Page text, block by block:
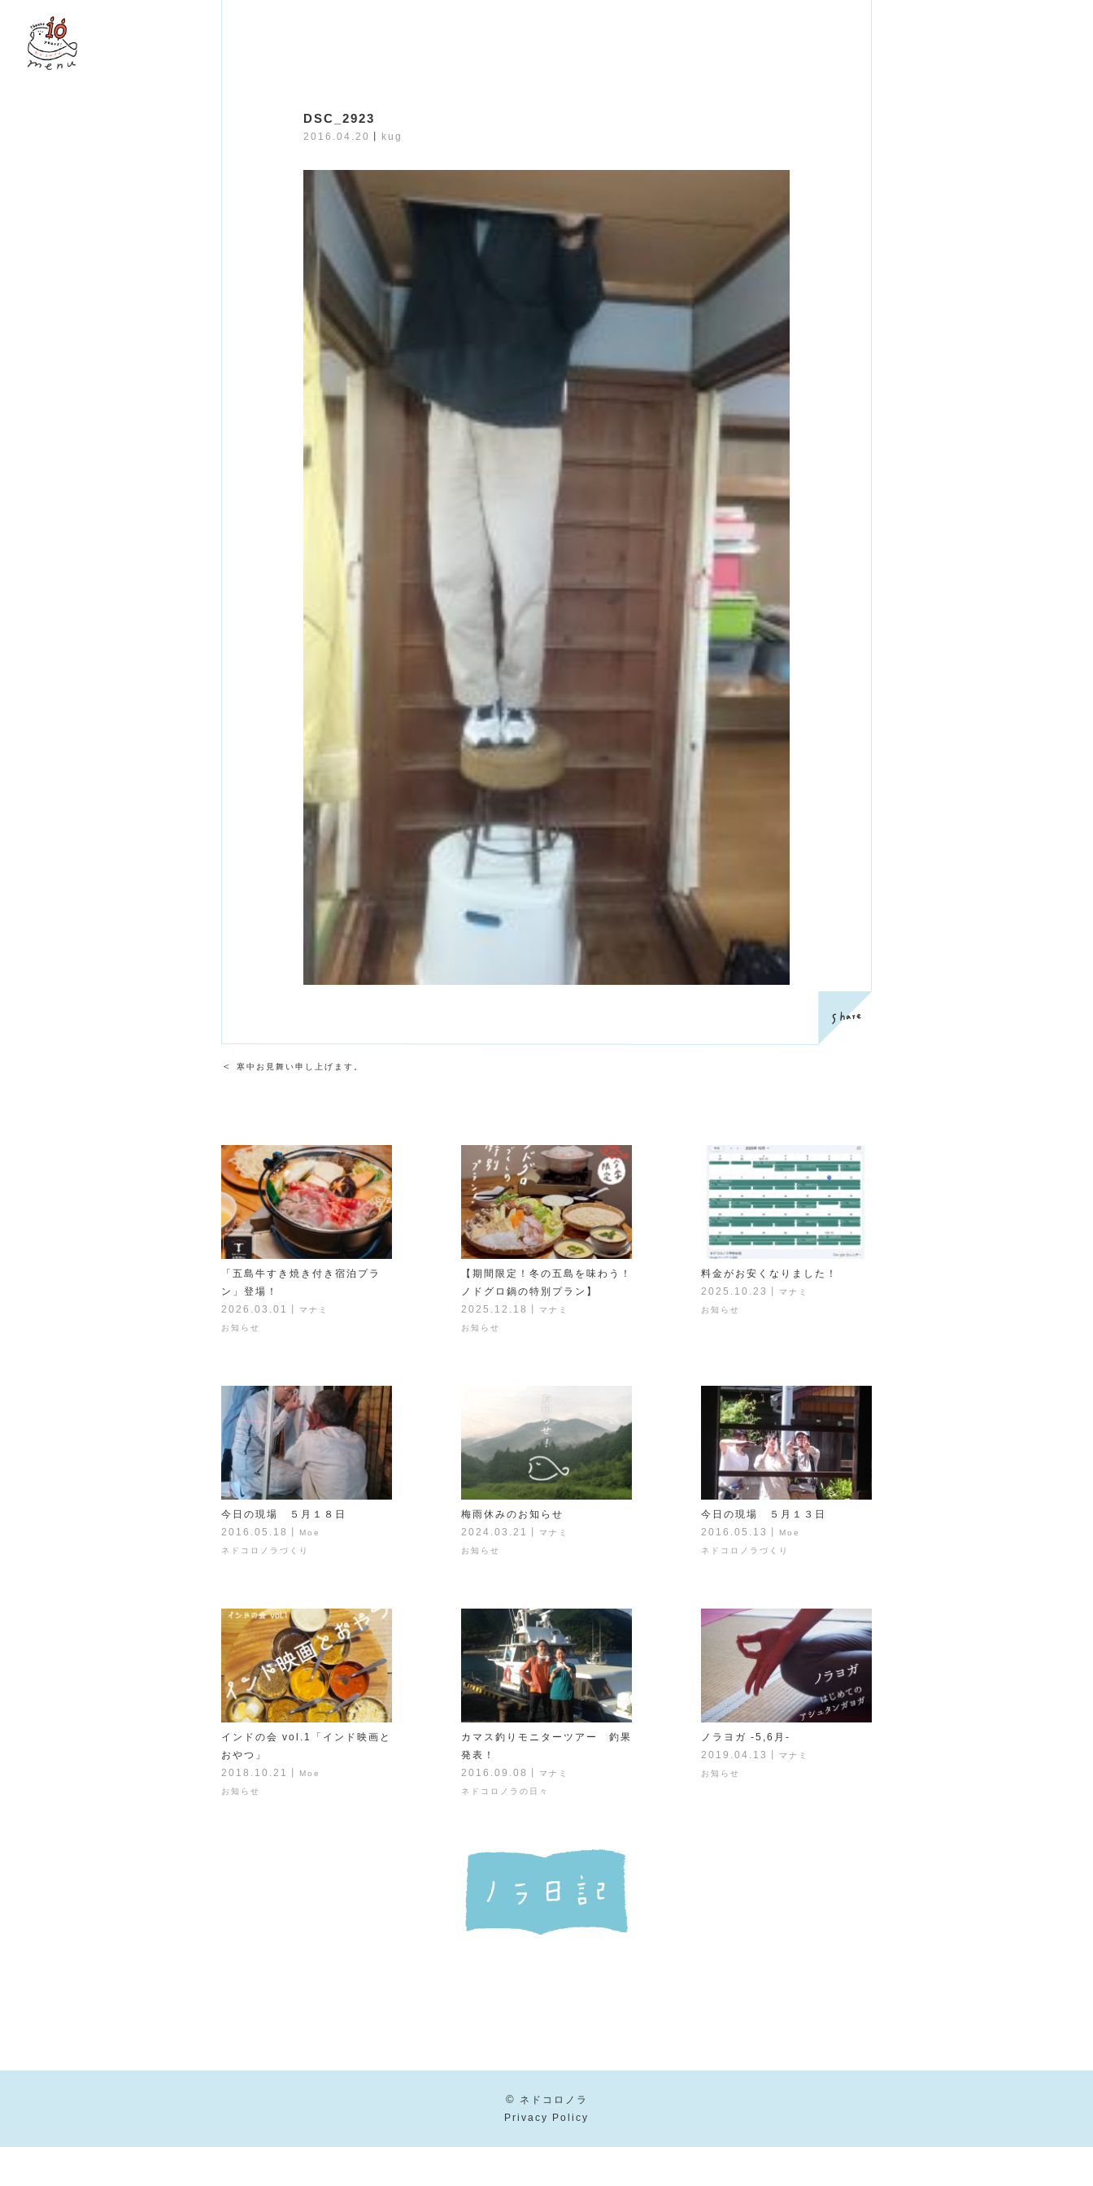
DSC_2923
2016.04.20 kug
＜ 寒中お見舞い申し上げます。
「五島牛すき焼き付き宿泊プラ
ン」登場！
2026.03.01
マナミ
お知らせ
【期間限定！冬の五島を味わう！
ノドグロ鍋の特別プラン】
2025.12.18
マナミ
お知らせ
料金がお安くなりました！
2025.10.23
マナミ
お知らせ
今日の現場 ５月１８日
2016.05.18
Moe
ネドコロノラづくり
梅雨休みのお知らせ
2024.03.21
マナミ
お知らせ
今日の現場 ５月１３日
2016.05.13
Moe
ネドコロノラづくり
インドの会 vol.1「インド映画と
おやつ」
2018.10.21
Moe
お知らせ
カマス釣りモニターツアー 釣果
発表！
2016.09.08
マナミ
ネドコロノラの日々
ノラヨガ -5,6月-
2019.04.13
マナミ
お知らせ
© ネドコロノラ
Privacy Policy